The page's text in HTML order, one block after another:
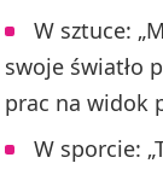
W sztuce:
swoje światło
prac na widok
W sporcie: